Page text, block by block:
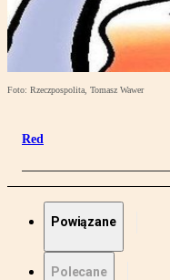
Foto: Rzeczpospolita, Tomasz Wawer
Red
Powiązane
Polecane